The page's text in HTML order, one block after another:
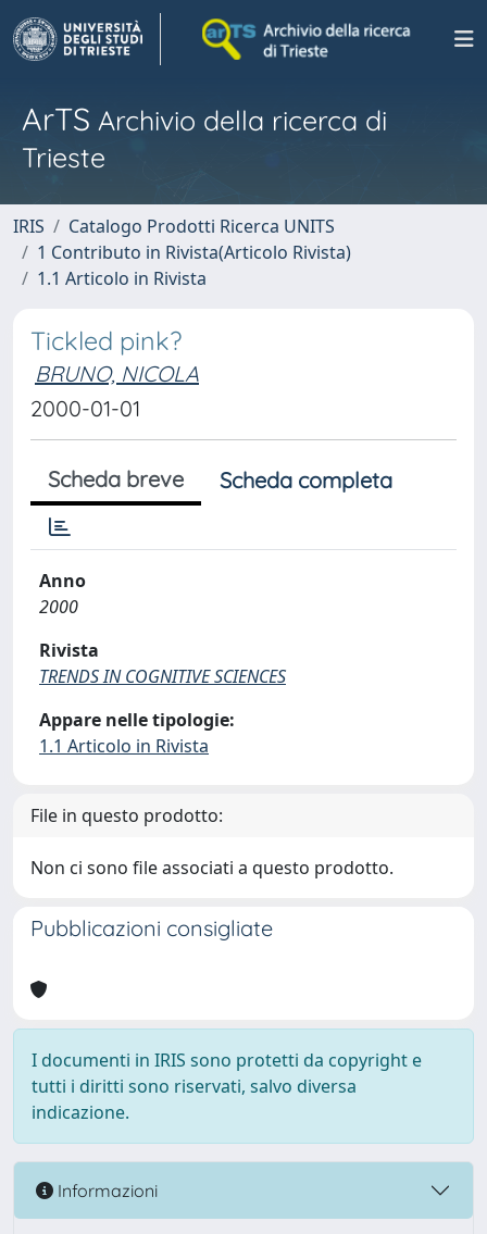
ArTS Archivio della ricerca di
Trieste
IRIS
Catalogo Prodotti Ricerca UNITS
1 Contributo in Rivista(Articolo Rivista)
1.1 Articolo in Rivista
Tickled pink?
BRUNO, NICOLA
2000-01-01
Scheda breve Scheda completa
Anno
2000
Rivista
TRENDS IN COGNITIVE SCIENCES
Appare nelle tipologie:
1.1 Articolo in Rivista
File in questo prodotto:
Non ci sono file associati a questo prodotto.
Pubblicazioni consigliate
I documenti in IRIS sono protetti da copyright e
tutti i diritti sono riservati, salvo diversa
indicazione.
Informazioni